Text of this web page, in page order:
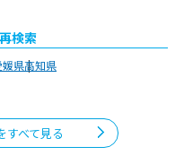
検索
媛県高知県
すべて見る